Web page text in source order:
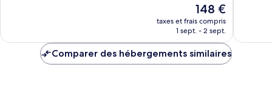
Le
nouveau
prix
de
148 €
taxes et frais compris
1 sept. - 2 sept.
Comparer des hébergements similaires